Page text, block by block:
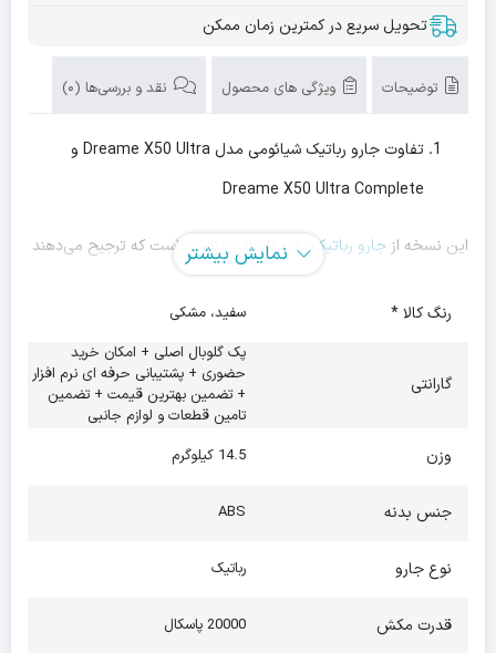
تحویل سریع در کمترین زمان ممکن
توضیحات ویژگی های محصول نقد و بررسی‌ها (0)
تفاوت جارو رباتیک شیائومی مدل Dreame X50 Ultra و
Dreame X50 Ultra Complete
این نسخه از جارو رباتیک برای کاربرانی مناسب است که ترجیح می‌دهند
دستگاه را در اختیار داشته باشند. بنابراین، انتخاب بین این دو مدل
بیشتر به میزان نیاز به لوازم جانبی و نوع استفاده کاربر بستگی دارد، نه
به تفاوت در عملکرد یا تکنولوژی دستگاه. از نظر مشخصات فنی، هر دو
مدل مشابه هستند و ویژگی‌هایی مانند قدرت مکش
تنظیم خودکار قدرت مکش و
برای مشاهده ی ویژگی های فنی این جارو رباتیک صفحه زیر را کلیک
کنید :Dreame X50 Ultra
نمایش بیشتر
رنگ کالا * سفید، مشکی
گارانتی
پک گلوبال اصلی + امکان خرید
حضوری + پشتیبانی حرفه ای نرم افزار
+ تضمین بهترین قیمت + تضمین
تامین قطعات و لوازم جانبی
وزن 14.5 کیلوگرم
جنس بدنه ABS
نوع جارو رباتیک
قدرت مکش 20000 پاسکال